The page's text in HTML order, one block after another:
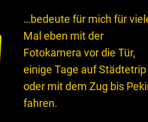
…bedeute für mich für
Mal eben mit der
Fotokamera vor die Tür,
einige Tage auf Städtetrip
oder mit dem Zug bis
fahren.